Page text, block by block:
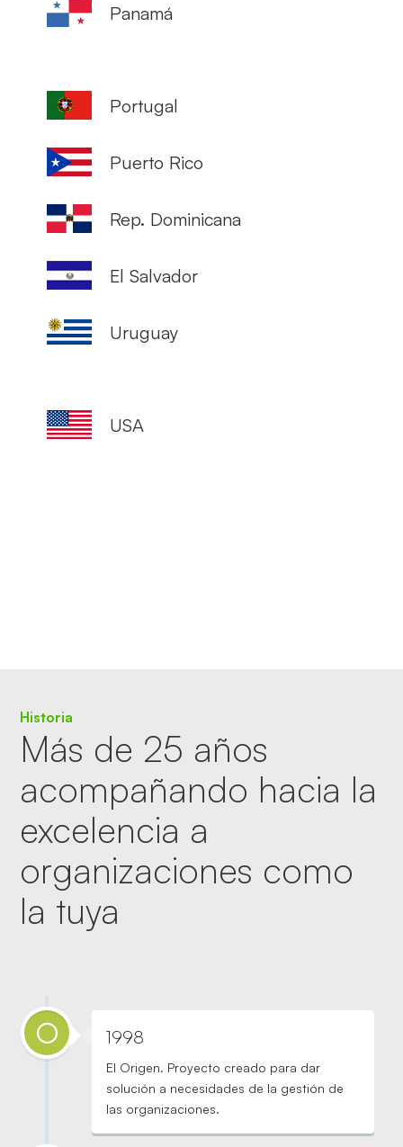
Panamá
Portugal
Puerto Rico
Rep. Dominicana
El Salvador
Uruguay
USA
Historia
Más de 25 años
acompañando hacia la
excelencia a
organizaciones como
la tuya
1998
El Origen. Proyecto creado para dar
solución a necesidades de la gestión de
las organizaciones.